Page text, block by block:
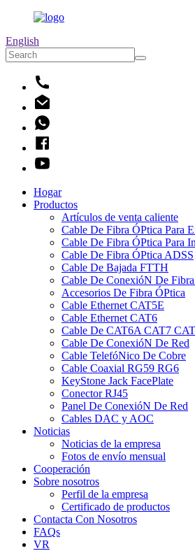
English
Hogar
Productos
Artículos de venta caliente
Cable De Fibra ÓPtica Para
Cable De Fibra ÓPtica Para
Cable De Fibra ÓPtica ADSS
Cable De Bajada FTTH
Cable De ConexióN De
Accesorios De Fibra ÓPtica
Cable Ethernet CAT5E
Cable Ethernet CAT6
Cable De CAT6A CAT7
Cable De ConexióN De Red
Cable TelefóNico De Cobre
Cable Coaxial RG59 RG6
KeyStone Jack FacePlate
Conector RJ45
Panel De ConexióN De Red
Cables DAC y AOC
Noticias
Noticias de la empresa
Fotos de envío mensual
Cooperación
Sobre nosotros
Perfil de la empresa
Certificado de productos
Contacta Con Nosotros
FAQs
VR